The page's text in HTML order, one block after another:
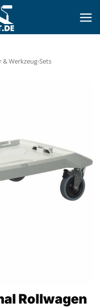
Werkzeug-Sets
Rollwagen